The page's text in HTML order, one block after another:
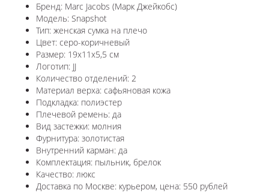
Бренд: Marc Jacobs (Марк Джейкобс)
Модель: Snapshot
Тип: женская сумка на плечо
Цвет: серо-коричневый
Размер: 19x11x5,5 см
Логотип: JJ
Количество отделений: 2
Материал верха: сафьяновая кожа
Подкладка: полиэстер
Плечевой ремень: да
Вид застежки: молния
Фурнитура: золотистая
Внутренний карман: да
Комплектация: пыльник, брелок
Качество: люкс
Доставка по Москве: курьером, цена: 550 рублей